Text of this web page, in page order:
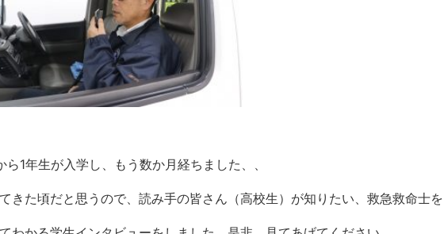
ら1年生が入学し、もう数か月経ちました、、
きた頃だと思うので、読み手の皆さん（高校生）が知りたい、救急救命士